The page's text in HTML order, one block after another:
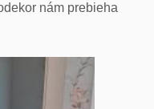
nám prebieha